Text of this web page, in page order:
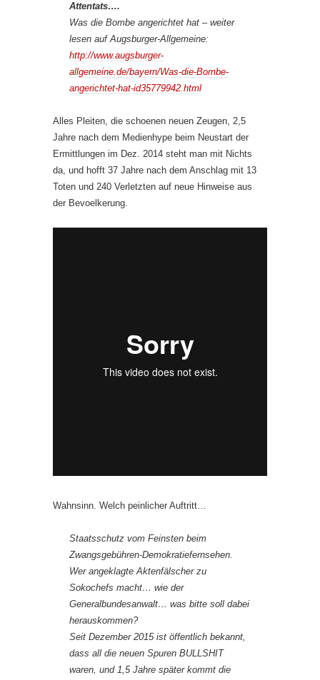
Attentats….
Was die Bombe angerichtet hat – weiter
lesen auf Augsburger-Allgemeine:
http://www.augsburger-
allgemeine.de/bayern/Was-die-Bombe-
angerichtet-hat-id35779942.html
Alles Pleiten, die schoenen neuen Zeugen, 2,5
Jahre nach dem Medienhype beim Neustart der
Ermittlungen im Dez. 2014 steht man mit Nichts
da, und hofft 37 Jahre nach dem Anschlag mit 13
Toten und 240 Verletzten auf neue Hinweise aus
der Bevoelkerung.
Wahnsinn. Welch peinlicher Auftritt…
Staatsschutz vom Feinsten beim
Zwangsgebühren-Demokratiefernsehen.
Wer angeklagte Aktenfälscher zu
Sokochefs macht… wie der
Generalbundesanwalt… was bitte soll dabei
herauskommen?
Seit Dezember 2015 ist öffentlich bekannt,
dass all die neuen Spuren BULLSHIT
waren, und 1,5 Jahre später kommt die